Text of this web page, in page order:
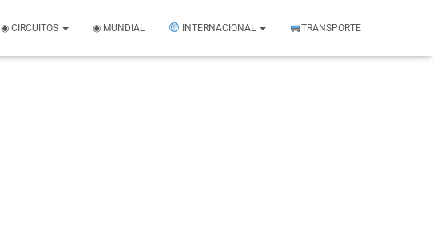
◉ CIRCUITOS ◉ MUNDIAL INTERNACIONAL TRANSPORTE